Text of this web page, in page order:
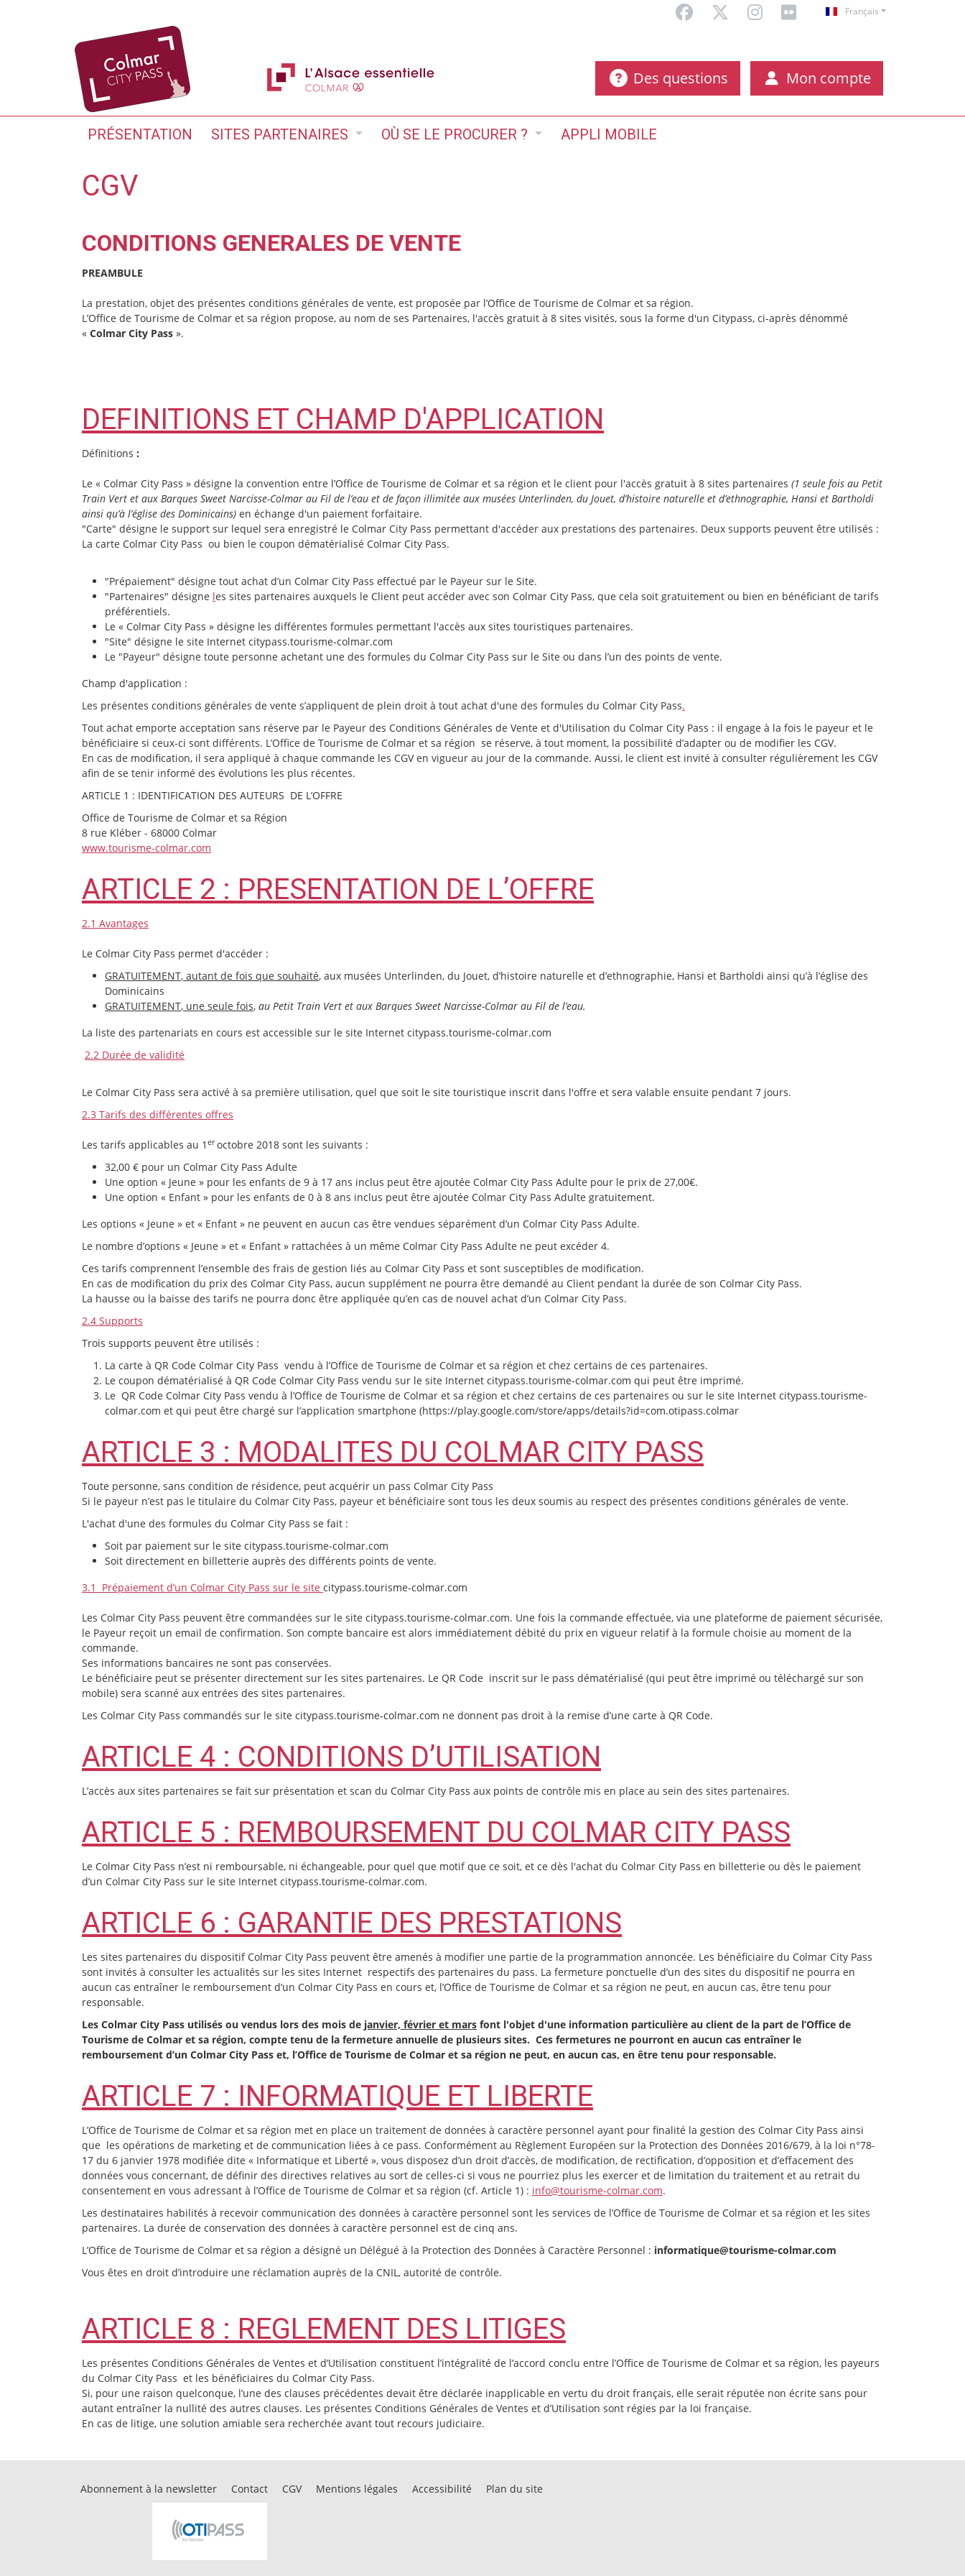
Français
Des questions Mon compte
PRÉSENTATION SITES PARTENAIRES OÙ SE LE PROCURER ? APPLI MOBILE
CGV
CONDITIONS GENERALES DE VENTE
PREAMBULE
La prestation, objet des présentes conditions générales de vente, est proposée par l’Office de Tourisme de Colmar et sa région.
L’Office de Tourisme de Colmar et sa région propose, au nom de ses Partenaires, l'accès gratuit à 8 sites visités, sous la forme d'un Citypass, ci-après dénommé
« Colmar City Pass ».
DEFINITIONS ET CHAMP D'APPLICATION
Définitions :
Le « Colmar City Pass » désigne la convention entre l’Office de Tourisme de Colmar et sa région et le client pour l'accès gratuit à 8 sites partenaires (1 seule fois au Petit
Train Vert et aux Barques Sweet Narcisse-Colmar au Fil de l’eau et de façon illimitée aux musées Unterlinden, du Jouet, d’histoire naturelle et d’ethnographie, Hansi et Bartholdi
ainsi qu’à l’église des Dominicains) en échange d'un paiement forfaitaire.
"Carte" désigne le support sur lequel sera enregistré le Colmar City Pass permettant d'accéder aux prestations des partenaires. Deux supports peuvent être utilisés :
La carte Colmar City Pass ou bien le coupon dématérialisé Colmar City Pass.
"Prépaiement" désigne tout achat d’un Colmar City Pass effectué par le Payeur sur le Site.
"Partenaires" désigne les sites partenaires auxquels le Client peut accéder avec son Colmar City Pass, que cela soit gratuitement ou bien en bénéficiant de tarifs
préférentiels.
Le « Colmar City Pass » désigne les différentes formules permettant l'accès aux sites touristiques partenaires.
"Site" désigne le site Internet citypass.tourisme-colmar.com
Le "Payeur" désigne toute personne achetant une des formules du Colmar City Pass sur le Site ou dans l’un des points de vente.
Champ d'application :
Les présentes conditions générales de vente s’appliquent de plein droit à tout achat d'une des formules du Colmar City Pass.
Tout achat emporte acceptation sans réserve par le Payeur des Conditions Générales de Vente et d'Utilisation du Colmar City Pass : il engage à la fois le payeur et le
bénéficiaire si ceux-ci sont différents. L’Office de Tourisme de Colmar et sa région se réserve, à tout moment, la possibilité d’adapter ou de modifier les CGV.
En cas de modification, il sera appliqué à chaque commande les CGV en vigueur au jour de la commande. Aussi, le client est invité à consulter régulièrement les CGV
afin de se tenir informé des évolutions les plus récentes.
ARTICLE 1 : IDENTIFICATION DES AUTEURS DE L’OFFRE
Office de Tourisme de Colmar et sa Région
8 rue Kléber - 68000 Colmar
www.tourisme-colmar.com
ARTICLE 2 : PRESENTATION DE L’OFFRE
2.1 Avantages
Le Colmar City Pass permet d'accéder :
GRATUITEMENT, autant de fois que souhaité, aux musées Unterlinden, du Jouet, d’histoire naturelle et d’ethnographie, Hansi et Bartholdi ainsi qu’à l’église des
Dominicains
GRATUITEMENT, une seule fois, au Petit Train Vert et aux Barques Sweet Narcisse-Colmar au Fil de l’eau.
La liste des partenariats en cours est accessible sur le site Internet citypass.tourisme-colmar.com
2.2 Durée de validité
Le Colmar City Pass sera activé à sa première utilisation, quel que soit le site touristique inscrit dans l'offre et sera valable ensuite pendant 7 jours.
2.3 Tarifs des différentes offres
Les tarifs applicables au 1 eroctobre 2018 sont les suivants :
32,00 € pour un Colmar City Pass Adulte
Une option « Jeune » pour les enfants de 9 à 17 ans inclus peut être ajoutée Colmar City Pass Adulte pour le prix de 27,00€.
Une option « Enfant » pour les enfants de 0 à 8 ans inclus peut être ajoutée Colmar City Pass Adulte gratuitement.
Les options « Jeune » et « Enfant » ne peuvent en aucun cas être vendues séparément d’un Colmar City Pass Adulte.
Le nombre d’options « Jeune » et « Enfant » rattachées à un même Colmar City Pass Adulte ne peut excéder 4.
Ces tarifs comprennent l’ensemble des frais de gestion liés au Colmar City Pass et sont susceptibles de modification.
En cas de modification du prix des Colmar City Pass, aucun supplément ne pourra être demandé au Client pendant la durée de son Colmar City Pass.
La hausse ou la baisse des tarifs ne pourra donc être appliquée qu’en cas de nouvel achat d’un Colmar City Pass.
2.4 Supports
Trois supports peuvent être utilisés :
La carte à QR Code Colmar City Pass vendu à l’Office de Tourisme de Colmar et sa région et chez certains de ces partenaires.
Le coupon dématérialisé à QR Code Colmar City Pass vendu sur le site Internet citypass.tourisme-colmar.com qui peut être imprimé.
Le QR Code Colmar City Pass vendu à l’Office de Tourisme de Colmar et sa région et chez certains de ces partenaires ou sur le site Internet citypass.tourisme-
colmar.com et qui peut être chargé sur l’application smartphone (https://play.google.com/store/apps/details?id=com.otipass.colmar
ARTICLE 3 : MODALITES DU COLMAR CITY PASS
Toute personne, sans condition de résidence, peut acquérir un pass Colmar City Pass
Si le payeur n’est pas le titulaire du Colmar City Pass, payeur et bénéficiaire sont tous les deux soumis au respect des présentes conditions générales de vente.
L'achat d'une des formules du Colmar City Pass se fait :
Soit par paiement sur le site citypass.tourisme-colmar.com
Soit directement en billetterie auprès des différents points de vente.
3.1 Prépaiement d’un Colmar City Pass sur le site citypass.tourisme-colmar.com
Les Colmar City Pass peuvent être commandées sur le site citypass.tourisme-colmar.com. Une fois la commande effectuée, via une plateforme de paiement sécurisée,
le Payeur reçoit un email de confirmation. Son compte bancaire est alors immédiatement débité du prix en vigueur relatif à la formule choisie au moment de la
commande.
Ses informations bancaires ne sont pas conservées.
Le bénéficiaire peut se présenter directement sur les sites partenaires. Le QR Code inscrit sur le pass dématérialisé (qui peut être imprimé ou téléchargé sur son
mobile) sera scanné aux entrées des sites partenaires.
Les Colmar City Pass commandés sur le site citypass.tourisme-colmar.com ne donnent pas droit à la remise d’une carte à QR Code.
ARTICLE 4 : CONDITIONS D’UTILISATION
L’accès aux sites partenaires se fait sur présentation et scan du Colmar City Pass aux points de contrôle mis en place au sein des sites partenaires.
ARTICLE 5 : REMBOURSEMENT DU COLMAR CITY PASS
Le Colmar City Pass n’est ni remboursable, ni échangeable, pour quel que motif que ce soit, et ce dès l'achat du Colmar City Pass en billetterie ou dès le paiement
d’un Colmar City Pass sur le site Internet citypass.tourisme-colmar.com.
ARTICLE 6 : GARANTIE DES PRESTATIONS
Les sites partenaires du dispositif Colmar City Pass peuvent être amenés à modifier une partie de la programmation annoncée. Les bénéficiaire du Colmar City Pass
sont invités à consulter les actualités sur les sites Internet respectifs des partenaires du pass. La fermeture ponctuelle d’un des sites du dispositif ne pourra en
aucun cas entraîner le remboursement d’un Colmar City Pass en cours et, l’Office de Tourisme de Colmar et sa région ne peut, en aucun cas, être tenu pour
responsable.
Les Colmar City Pass utilisés ou vendus lors des mois de janvier, février et mars font l'objet d'une information particulière au client de la part de l’Office de
Tourisme de Colmar et sa région, compte tenu de la fermeture annuelle de plusieurs sites. Ces fermetures ne pourront en aucun cas entraîner le
remboursement d’un Colmar City Pass et, l’Office de Tourisme de Colmar et sa région ne peut, en aucun cas, en être tenu pour responsable.
ARTICLE 7 : INFORMATIQUE ET LIBERTE
L’Office de Tourisme de Colmar et sa région met en place un traitement de données à caractère personnel ayant pour finalité la gestion des Colmar City Pass ainsi
que les opérations de marketing et de communication liées à ce pass. Conformément au Règlement Européen sur la Protection des Données 2016/679, à la loi n°78-
17 du 6 janvier 1978 modifiée dite « Informatique et Liberté », vous disposez d’un droit d’accès, de modification, de rectification, d’opposition et d’effacement des
données vous concernant, de définir des directives relatives au sort de celles-ci si vous ne pourriez plus les exercer et de limitation du traitement et au retrait du
consentement en vous adressant à l’Office de Tourisme de Colmar et sa région (cf. Article 1) : info@tourisme-colmar.com.
Les destinataires habilités à recevoir communication des données à caractère personnel sont les services de l’Office de Tourisme de Colmar et sa région et les sites
partenaires. La durée de conservation des données à caractère personnel est de cinq ans.
L’Office de Tourisme de Colmar et sa région a désigné un Délégué à la Protection des Données à Caractère Personnel : informatique@tourisme-colmar.com
Vous êtes en droit d’introduire une réclamation auprès de la CNIL, autorité de contrôle.
ARTICLE 8 : REGLEMENT DES LITIGES
Les présentes Conditions Générales de Ventes et d’Utilisation constituent l’intégralité de l’accord conclu entre l’Office de Tourisme de Colmar et sa région, les payeurs
du Colmar City Pass et les bénéficiaires du Colmar City Pass.
Si, pour une raison quelconque, l’une des clauses précédentes devait être déclarée inapplicable en vertu du droit français, elle serait réputée non écrite sans pour
autant entraîner la nullité des autres clauses. Les présentes Conditions Générales de Ventes et d’Utilisation sont régies par la loi française.
En cas de litige, une solution amiable sera recherchée avant tout recours judiciaire.
Abonnement à la newsletter Contact CGV Mentions légales Accessibilité Plan du site